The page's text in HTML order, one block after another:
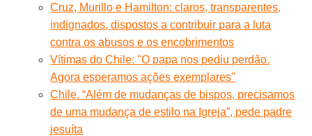
Cruz, Murillo e Hamilton: claros, transparentes,
indignados, dispostos a contribuir para a luta
contra os abusos e os encobrimentos
Vítimas do Chile: ''O papa nos pediu perdão.
Agora esperamos ações exemplares''
Chile. “Além de mudanças de bispos, precisamos
de uma mudança de estilo na Igreja”, pede padre
jesuíta